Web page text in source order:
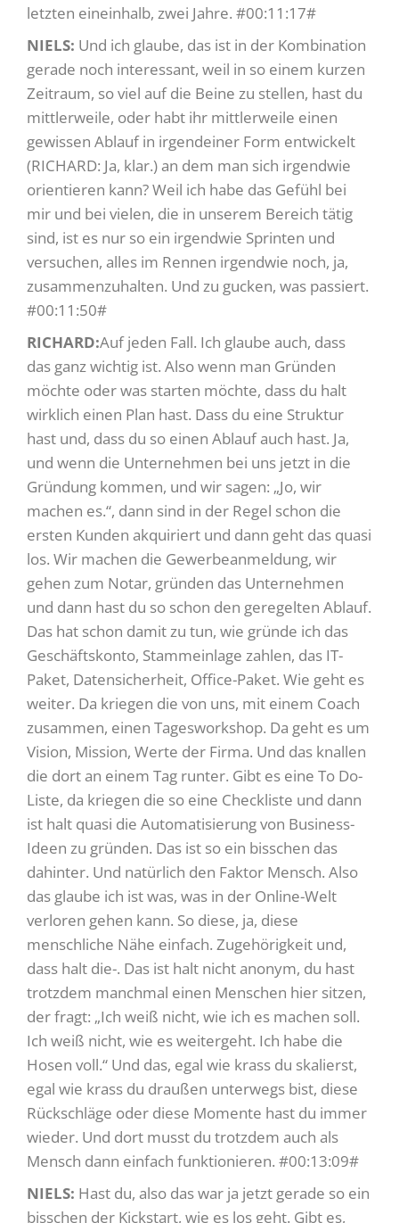
letzten eineinhalb, zwei Jahre. #00:11:17#
NIELS: Und ich glaube, das ist in der Kombination
gerade noch interessant, weil in so einem kurzen
Zeitraum, so viel auf die Beine zu stellen, hast du
mittlerweile, oder habt ihr mittlerweile einen
gewissen Ablauf in irgendeiner Form entwickelt
(RICHARD: Ja, klar.) an dem man sich irgendwie
orientieren kann? Weil ich habe das Gefühl bei
mir und bei vielen, die in unserem Bereich tätig
sind, ist es nur so ein irgendwie Sprinten und
versuchen, alles im Rennen irgendwie noch, ja,
zusammenzuhalten. Und zu gucken, was passiert.
#00:11:50#
RICHARD:Auf jeden Fall. Ich glaube auch, dass
das ganz wichtig ist. Also wenn man Gründen
möchte oder was starten möchte, dass du halt
wirklich einen Plan hast. Dass du eine Struktur
hast und, dass du so einen Ablauf auch hast. Ja,
und wenn die Unternehmen bei uns jetzt in die
Gründung kommen, und wir sagen: „Jo, wir
machen es.“, dann sind in der Regel schon die
ersten Kunden akquiriert und dann geht das quasi
los. Wir machen die Gewerbeanmeldung, wir
gehen zum Notar, gründen das Unternehmen
und dann hast du so schon den geregelten Ablauf.
Das hat schon damit zu tun, wie gründe ich das
Geschäftskonto, Stammeinlage zahlen, das IT-
Paket, Datensicherheit, Office-Paket. Wie geht es
weiter. Da kriegen die von uns, mit einem Coach
zusammen, einen Tagesworkshop. Da geht es um
Vision, Mission, Werte der Firma. Und das knallen
die dort an einem Tag runter. Gibt es eine To Do-
Liste, da kriegen die so eine Checkliste und dann
ist halt quasi die Automatisierung von Business-
Ideen zu gründen. Das ist so ein bisschen das
dahinter. Und natürlich den Faktor Mensch. Also
das glaube ich ist was, was in der Online-Welt
verloren gehen kann. So diese, ja, diese
menschliche Nähe einfach. Zugehörigkeit und,
dass halt die-. Das ist halt nicht anonym, du hast
trotzdem manchmal einen Menschen hier sitzen,
der fragt: „Ich weiß nicht, wie ich es machen soll.
Ich weiß nicht, wie es weitergeht. Ich habe die
Hosen voll.“ Und das, egal wie krass du skalierst,
egal wie krass du draußen unterwegs bist, diese
Rückschläge oder diese Momente hast du immer
wieder. Und dort musst du trotzdem auch als
Mensch dann einfach funktionieren. #00:13:09#
NIELS: Hast du, also das war ja jetzt gerade so ein
bisschen der Kickstart, wie es los geht. Gibt es,